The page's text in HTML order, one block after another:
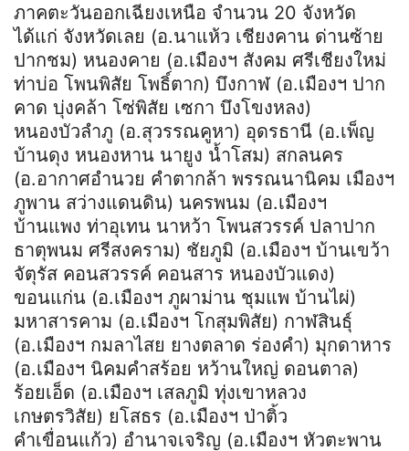
ภาคตะวันออกเฉียงเหนือ จำนวน 20 จังหวัด
ได้แก่ จังหวัดเลย (อ.นาแห้ว เชียงคาน ด่านซ้าย
ปากชม) หนองคาย (อ.เมืองฯ สังคม ศรีเชียงใหม่
ท่าบ่อ โพนพิสัย โพธิ์ตาก) บึงกาฬ (อ.เมืองฯ ปาก
คาด บุ่งคล้า โซ่พิสัย เซกา บึงโขงหลง)
หนองบัวลำภู (อ.สุวรรณคูหา) อุดรธานี (อ.เพ็ญ
บ้านดุง หนองหาน นายูง น้ำโสม) สกลนคร
(อ.อากาศอำนวย คำตากล้า พรรณนานิคม เมืองฯ
ภูพาน สว่างแดนดิน) นครพนม (อ.เมืองฯ
บ้านแพง ท่าอุเทน นาหว้า โพนสวรรค์ ปลาปาก
ธาตุพนม ศรีสงคราม) ชัยภูมิ (อ.เมืองฯ บ้านเขว้า
จัตุรัส คอนสวรรค์ คอนสาร หนองบัวแดง)
ขอนแก่น (อ.เมืองฯ ภูผาม่าน ชุมแพ บ้านไผ่)
มหาสารคาม (อ.เมืองฯ โกสุมพิสัย) กาฬสินธุ์
(อ.เมืองฯ กมลาไสย ยางตลาด ร่องคำ) มุกดาหาร
(อ.เมืองฯ นิคมคำสร้อย หว้านใหญ่ ดอนตาล)
ร้อยเอ็ด (อ.เมืองฯ เสลภูมิ ทุ่งเขาหลวง
เกษตรวิสัย) ยโสธร (อ.เมืองฯ ป่าติ้ว
คำเขื่อนแก้ว) อำนาจเจริญ (อ.เมืองฯ หัวตะพาน